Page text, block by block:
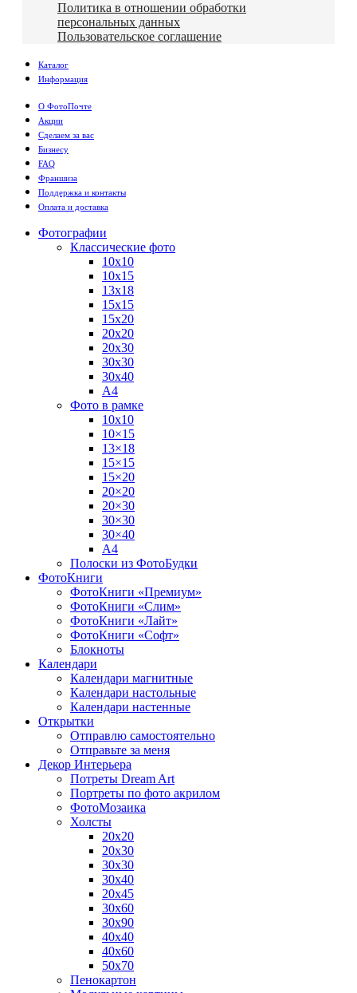
Политика в отношении обработки
персональных данных
Пользовательское соглашение
Каталог
Информация
О ФотоПочте
Акции
Сделаем за вас
Бизнесу
FAQ
Франшиза
Поддержка и контакты
Оплата и доставка
Фотографии
Классические фото
10х10
10х15
13х18
15х15
15х20
20х20
20х30
30х30
30х40
А4
Фото в рамке
10х10
10×15
13×18
15×15
15×20
20×20
20×30
30×30
30×40
A4
Полоски из ФотоБудки
ФотоКниги
ФотоКниги «Премиум»
ФотоКниги «Слим»
ФотоКниги «Лайт»
ФотоКниги «Софт»
Блокноты
Календари
Календари магнитные
Календари настольные
Календари настенные
Открытки
Отправлю самостоятельно
Отправьте за меня
Декор Интерьера
Потреты Dream Art
Портреты по фото акрилом
ФотоМозаика
Холсты
20х20
20х30
30х30
30х40
20х45
30х60
30х90
40х40
40х60
50х70
Пенокартон